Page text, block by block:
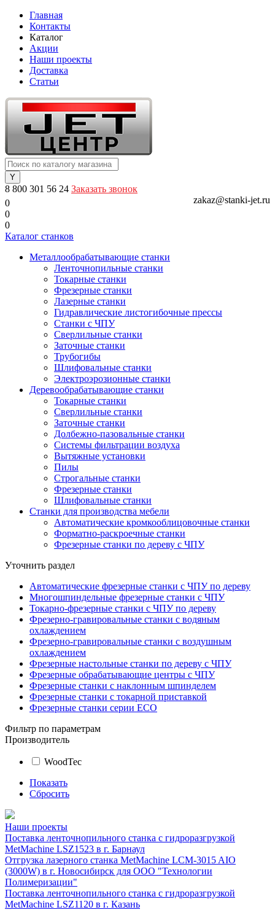
Главная
Контакты
Каталог
Акции
Наши проекты
Доставка
Статьи
8 800 301 56 24 Заказать звонок
zakaz@stanki-jet.ru
0
0
0
Каталог станков
Металлообрабатывающие станки
Ленточнопильные станки
Токарные станки
Фрезерные станки
Лазерные станки
Гидравлические листогибочные прессы
Станки с ЧПУ
Сверлильные станки
Заточные станки
Трубогибы
Шлифовальные станки
Электроэрозионные станки
Деревообрабатывающие станки
Токарные станки
Сверлильные станки
Заточные станки
Долбежно-пазовальные станки
Системы фильтрации воздуха
Вытяжные установки
Пилы
Строгальные станки
Фрезерные станки
Шлифовальные станки
Станки для производства мебели
Автоматические кромкооблицовочные станки
Форматно-раскроечные станки
Фрезерные станки по дереву с ЧПУ
Уточнить раздел
Автоматические фрезерные станки с ЧПУ по дереву
Многошпиндельные фрезерные станки с ЧПУ
Токарно-фрезерные станки с ЧПУ по дереву
Фрезерно-гравировальные станки с водяным
охлаждением
Фрезерно-гравировальные станки с воздушным
охлаждением
Фрезерные настольные станки по дереву с ЧПУ
Фрезерные обрабатывающие центры с ЧПУ
Фрезерные станки с наклонным шпинделем
Фрезерные станки с токарной приставкой
Фрезерные станки серии ECO
Фильтр по параметрам
Производитель
WoodTec
Показать
Сбросить
Наши проекты
Поставка ленточнопильного станка c гидроразгрузкой
MetMachine LSZ1523 в г. Барнаул
Отгрузка лазерного станка MetMachine LCM-3015 AIO
(3000W) в г. Новосибирск для ООО "Технологии
Полимеризации"
Поставка ленточнопильного станка c гидроразгрузкой
MetMachine LSZ1120 в г. Казань